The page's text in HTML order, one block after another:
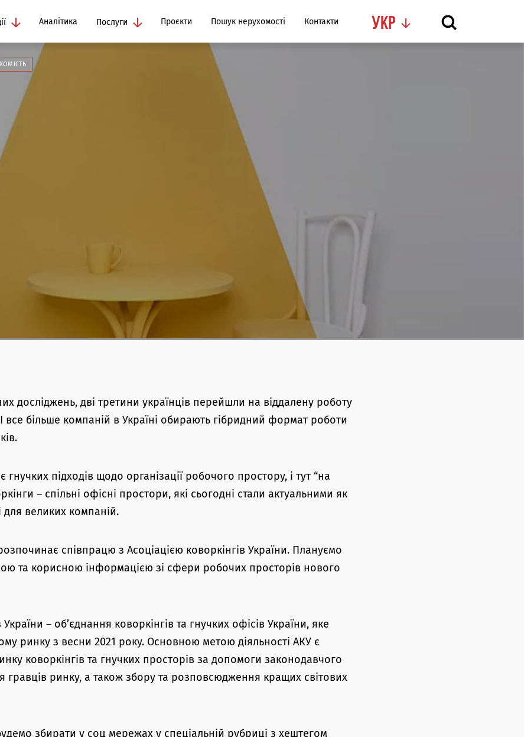
Аналітика Послуги Проєкти Пошук нерухомості Контакти Укр
досліджень, дві третини українців перейшли на віддалену роботу
все більше компаній в Україні обирають гібридний формат роботи
підходів щодо організації робочого простору, і тут “на
– спільні офісні простори, які сьогодні стали актуальними як
для великих компаній.
співпрацю з Асоціацією коворкінгів України. Плануємо
та корисною інформацією зі сфери робочих просторів нового
України – об’єднання коворкінгів та гнучких офісів України, яке
ринку з весни 2021 року. Основною метою діяльності АКУ є
коворкінгів та гнучких просторів за допомоги законодавчого
гравців ринку, а також збору та розповсюдження кращих світових
збирати у соц мережах у спеціальній рубриці з хештегом